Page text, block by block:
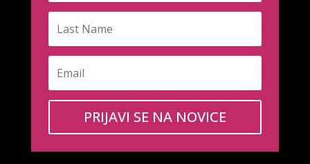
PRIJAVI SE NA NOVICE